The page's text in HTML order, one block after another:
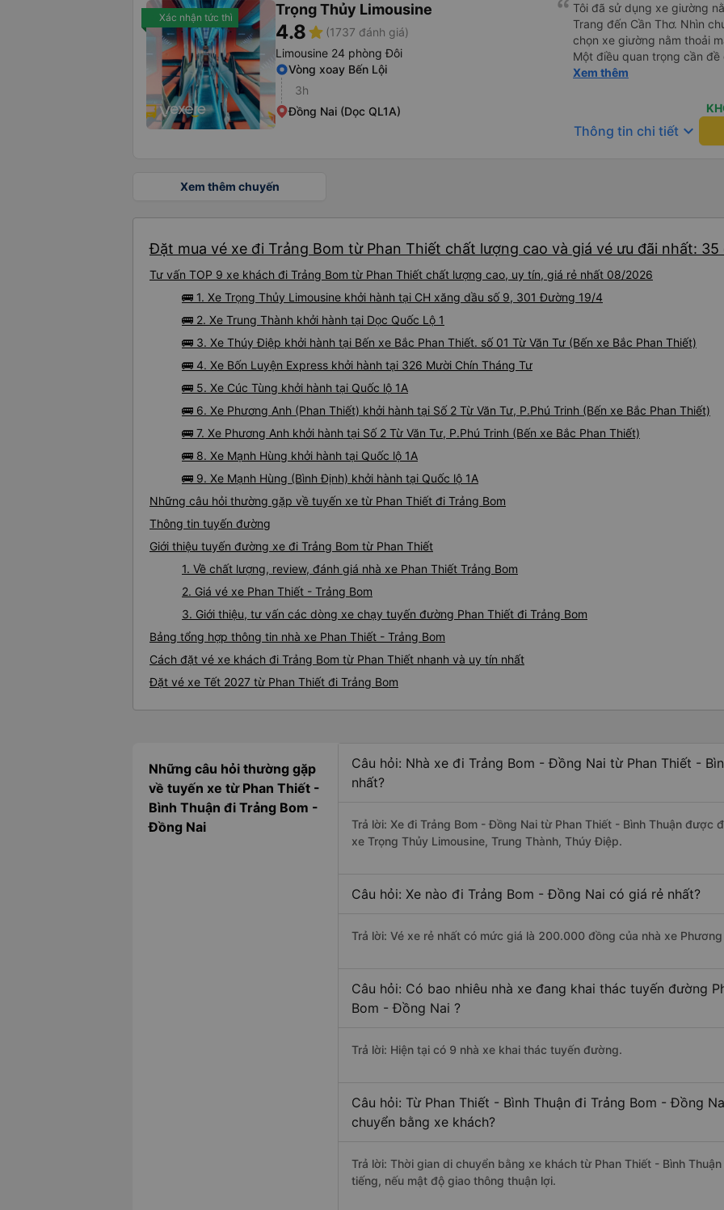
Xác nhận tức thì Trọng Thủy Limousine
4.8star (1737 đánh giá)
Limousine 24 phòng Đôi
Vòng xoay Bến Lội
3h
Đồng Nai (Dọc QL1A)
Tôi đã sử dụng xe giường
Trang đến Cần Thơ. Nhìn
chọn xe giường nằm thoải
Một điều quan trọng cần đề
xe, điều này có thể gây khó
chuyến đi vẫn khá thoải
(hôm qua) rất tốt. Mặc dù
nhưng công ty đã thông
cấp bàn chải đánh răng,
nghỉ đêm nào cho đến
chịu. Có vẻ như lịch trình
hy vọng các điểm dừng sẽ
tương lai. Nhìn chung, tôi
buýt giường nằm thoải mái
Xem thêm
Thông tin chi tiết keyboard_arrow_down
Xem thêm chuyến
Đặt mua vé xe đi Trảng Bom từ Phan Thiết chất lượng cao và giá vé ưu đãi nhất: 35
Tư vấn TOP 9 xe khách đi Trảng Bom từ Phan Thiết chất lượng cao, uy tín, giá rẻ nhất 08/2026
🚌 1. Xe Trọng Thủy Limousine khởi hành tại CH xăng dầu số 9, 301 Đường 19/4
🚌 2. Xe Trung Thành khởi hành tại Dọc Quốc Lộ 1
🚌 3. Xe Thúy Điệp khởi hành tại Bến xe Bắc Phan Thiết. số 01 Từ Văn Tư (Bến xe Bắc Phan Thiết)
🚌 4. Xe Bốn Luyện Express khởi hành tại 326 Mười Chín Tháng Tư
🚌 5. Xe Cúc Tùng khởi hành tại Quốc lộ 1A
🚌 6. Xe Phương Anh (Phan Thiết) khởi hành tại Số 2 Từ Văn Tư, P.Phú Trinh (Bến xe Bắc Phan Thiết)
🚌 7. Xe Phương Anh khởi hành tại Số 2 Từ Văn Tư, P.Phú Trinh (Bến xe Bắc Phan Thiết)
🚌 8. Xe Mạnh Hùng khởi hành tại Quốc lộ 1A
🚌 9. Xe Mạnh Hùng (Bình Định) khởi hành tại Quốc lộ 1A
Những câu hỏi thường gặp về tuyến xe từ Phan Thiết đi Trảng Bom
Thông tin tuyến đường
Giới thiệu tuyến đường xe đi Trảng Bom từ Phan Thiết
1. Về chất lượng, review, đánh giá nhà xe Phan Thiết Trảng Bom
2. Giá vé xe Phan Thiết - Trảng Bom
3. Giới thiệu, tư vấn các dòng xe chạy tuyến đường Phan Thiết đi Trảng Bom
Bảng tổng hợp thông tin nhà xe Phan Thiết - Trảng Bom
Cách đặt vé xe khách đi Trảng Bom từ Phan Thiết nhanh và uy tín nhất
Đặt vé xe Tết 2027 từ Phan Thiết đi Trảng Bom
Những câu hỏi thường gặp
về tuyến xe từ Phan Thiết -
Bình Thuận đi Trảng Bom -
Đồng Nai
Câu hỏi: Nhà xe đi Trảng Bom - Đồng Nai từ Phan Thiết -
nhất?
Trả lời: Xe đi Trảng Bom - Đồng Nai từ Phan Thiết - Bình Thuận được
xe Trọng Thủy Limousine, Trung Thành, Thúy Điệp.
Câu hỏi: Xe nào đi Trảng Bom - Đồng Nai có giá rẻ nhất?
Trả lời: Vé xe rẻ nhất có mức giá là 200.000 đồng của nhà xe
Câu hỏi: Có bao nhiêu nhà xe đang khai thác tuyến đường
Bom - Đồng Nai ?
Trả lời: Hiện tại có 9 nhà xe khai thác tuyến đường.
Câu hỏi: Từ Phan Thiết - Bình Thuận đi Trảng Bom - Đồng
chuyển bằng xe khách?
Trả lời: Thời gian di chuyển bằng xe khách từ Phan Thiết - Bình
tiếng, nếu mật độ giao thông thuận lợi.